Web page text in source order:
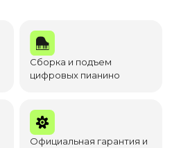
Сборка и подъем
цифровых пианино
Официальная гарантия и